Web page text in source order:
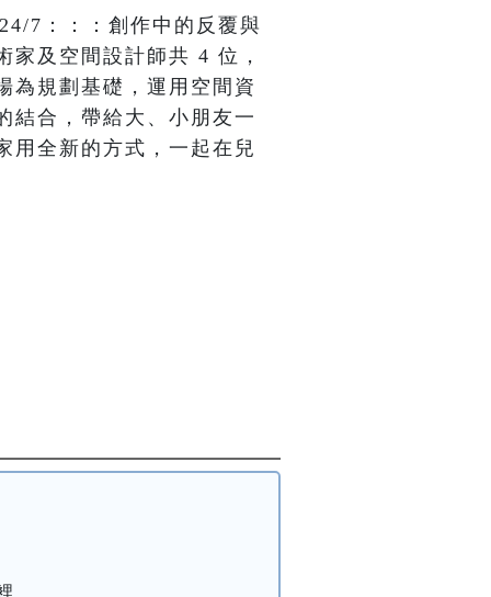
7：：：創作中的反覆與
家及空間設計師共 4 位，
為規劃基礎，運用空間資
結合，帶給大、小朋友一
用全新的方式，一起在兒